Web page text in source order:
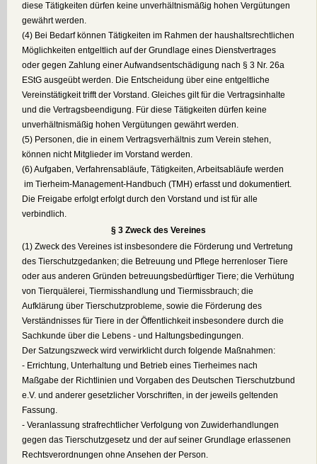
diese Tätigkeiten dürfen keine unverhältnismäßig hohen Vergütungen
gewährt werden.
(4) Bei Bedarf können Tätigkeiten im Rahmen der haushaltsrechtlichen
Möglichkeiten entgeltlich auf der Grundlage eines Dienstvertrages
oder gegen Zahlung einer Aufwandsentschädigung nach § 3 Nr. 26a
EStG ausgeübt werden. Die Entscheidung über eine entgeltliche
Vereinstätigkeit trifft der Vorstand. Gleiches gilt für die Vertragsinhalte
und die Vertragsbeendigung. Für diese Tätigkeiten dürfen keine
unverhältnismäßig hohen Vergütungen gewährt werden.
(5) Personen, die in einem Vertragsverhältnis zum Verein stehen,
können nicht Mitglieder im Vorstand werden.
(6) Aufgaben, Verfahrensabläufe, Tätigkeiten, Arbeitsabläufe werden
im Tierheim-Management-Handbuch (TMH) erfasst und dokumentiert.
Die Freigabe erfolgt erfolgt durch den Vorstand und ist für alle
verbindlich.
§ 3 Zweck des Vereines
(1) Zweck des Vereines ist insbesondere die Förderung und Vertretung
des Tierschutzgedanken; die Betreuung und Pflege herrenloser Tiere
oder aus anderen Gründen betreuungsbedürftiger Tiere; die Verhütung
von Tierquälerei, Tiermisshandlung und Tiermissbrauch; die
Aufklärung über Tierschutzprobleme, sowie die Förderung des
Verständnisses für Tiere in der Öffentlichkeit insbesondere durch die
Sachkunde über die Lebens - und Haltungsbedingungen.
Der Satzungszweck wird verwirklicht durch folgende Maßnahmen:
- Errichtung, Unterhaltung und Betrieb eines Tierheimes nach
Maßgabe der Richtlinien und Vorgaben des Deutschen Tierschutzbund
e.V. und anderer gesetzlicher Vorschriften, in der jeweils geltenden
Fassung.
- Veranlassung strafrechtlicher Verfolgung von Zuwiderhandlungen
gegen das Tierschutzgesetz und der auf seiner Grundlage erlassenen
Rechtsverordnungen ohne Ansehen der Person.